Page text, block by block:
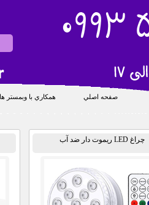
صفحه اصلي همکاري با وبمستر ها
چراغ LED ریموت دار ضد آب